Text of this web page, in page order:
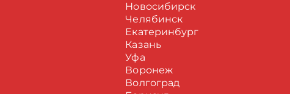
Новосибирск
Челябинск
Екатеринбург
Казань
Уфа
Воронеж
Волгоград